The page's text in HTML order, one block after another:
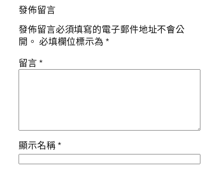
發佈留言
發佈留言必須填寫的電子郵件地址不會公
開。 必填欄位標示為*
留言*
顯示名稱*